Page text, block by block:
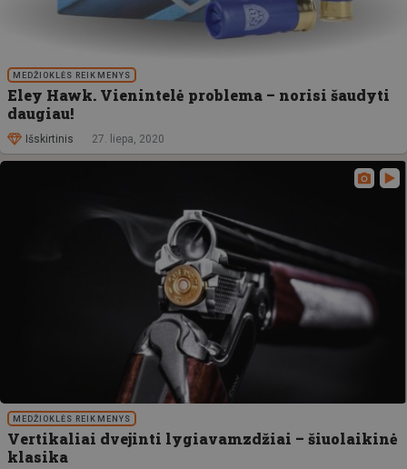
MEDŽIOKLĖS REIKMENYS
Eley Hawk. Vienintelė problema – norisi šaudyti
daugiau!
Išskirtinis 27. liepa, 2020
MEDŽIOKLĖS REIKMENYS
Vertikaliai dvejinti lygiavamzdžiai – šiuolaikinė
klasika